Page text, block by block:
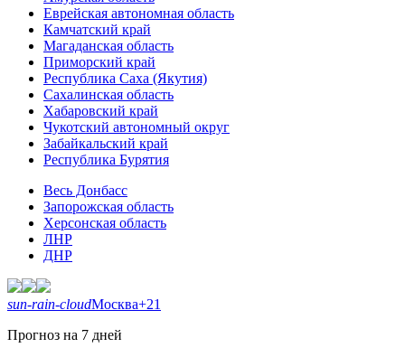
Еврейская автономная область
Камчатский край
Магаданская область
Приморский край
Республика Саха (Якутия)
Сахалинская область
Хабаровский край
Чукотский автономный округ
Забайкальский край
Республика Бурятия
Весь Донбасс
Запорожская область
Херсонская область
ЛНР
ДНР
sun-rain-cloudМосква+21
Прогноз на 7 дней